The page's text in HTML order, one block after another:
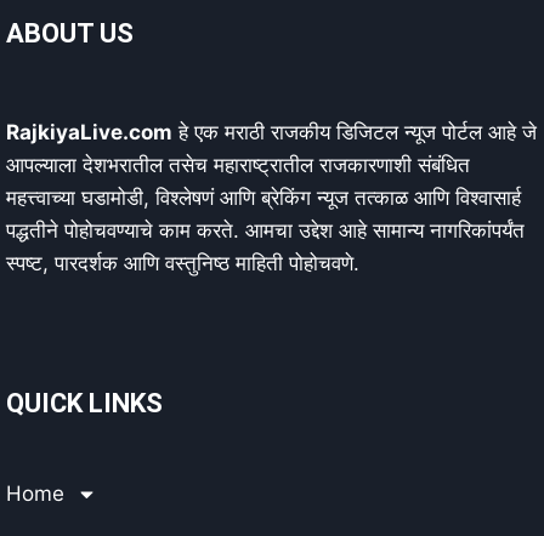
ABOUT US
RajkiyaLive.com हे एक मराठी राजकीय डिजिटल न्यूज पोर्टल आहे जे
आपल्याला देशभरातील तसेच महाराष्ट्रातील राजकारणाशी संबंधित
महत्त्वाच्या घडामोडी, विश्लेषणं आणि ब्रेकिंग न्यूज तत्काळ आणि विश्वासार्ह
पद्धतीने पोहोचवण्याचे काम करते. आमचा उद्देश आहे सामान्य नागरिकांपर्यंत
स्पष्ट, पारदर्शक आणि वस्तुनिष्ठ माहिती पोहोचवणे.
QUICK LINKS
Home